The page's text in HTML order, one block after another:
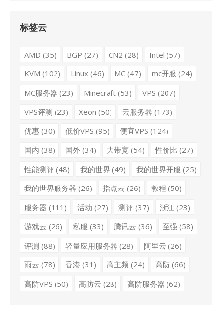
标签云
AMD (35) BGP (27) CN2 (28) Intel (57)
KVM (102) Linux(46) MC(47) mc开服 (24)
MC服务器 (23) Minecraft(53) VPS (207)
VPS评测 (23) Xeon (50) 云服务器 (173)
优惠(30) 低价VPS (95) 便宜VPS (124)
国内 (38) 国外(34) 大带宽(54) 性价比 (27)
性能测评(48) 我的世界 (49) 我的世界开服 (25)
我的世界服务器 (26) 指点云 (26) 教程 (50)
服务器 (111) 活动 (27) 测评(37) 浙江 (23)
游戏云 (26) 私服 (33) 腾讯云 (36) 至强 (58)
评测 (88) 轻量应用服务器 (28) 阿里云 (26)
雨云 (78) 香港 (31) 高主频 (24) 高防(66)
高防VPS (50) 高防云 (28) 高防服务器 (62)